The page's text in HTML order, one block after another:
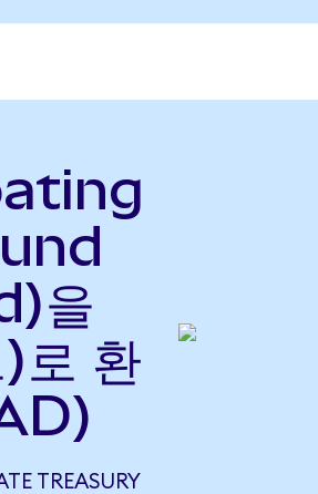
을
로 환
TREASURY